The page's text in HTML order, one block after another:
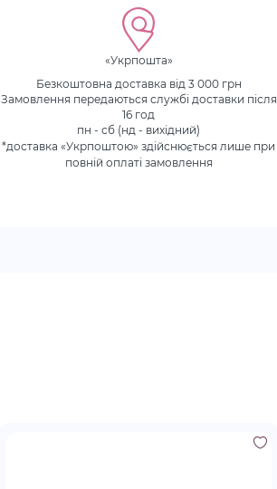
«Укрпошта»
Безкоштовна доставка від 3 000 грн
Замовлення передаються службі доставки після
16 год
пн - сб (нд - вихідний)
*доставка «Укрпоштою» здійснюється лише при
повній оплаті замовлення